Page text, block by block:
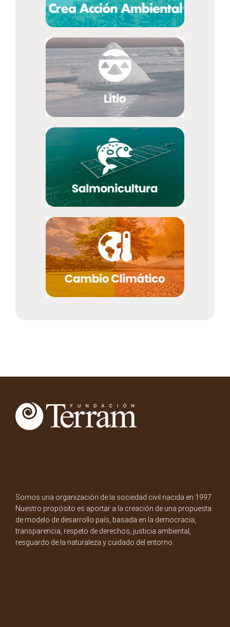
Somos una organización de la sociedad civil nacida en 1997.
Nuestro propósito es aportar a la creación de una propuesta
de modelo de desarrollo país, basada en la democracia,
transparencia, respeto de derechos, justicia ambiental,
resguardo de la naturaleza y cuidado del entorno.